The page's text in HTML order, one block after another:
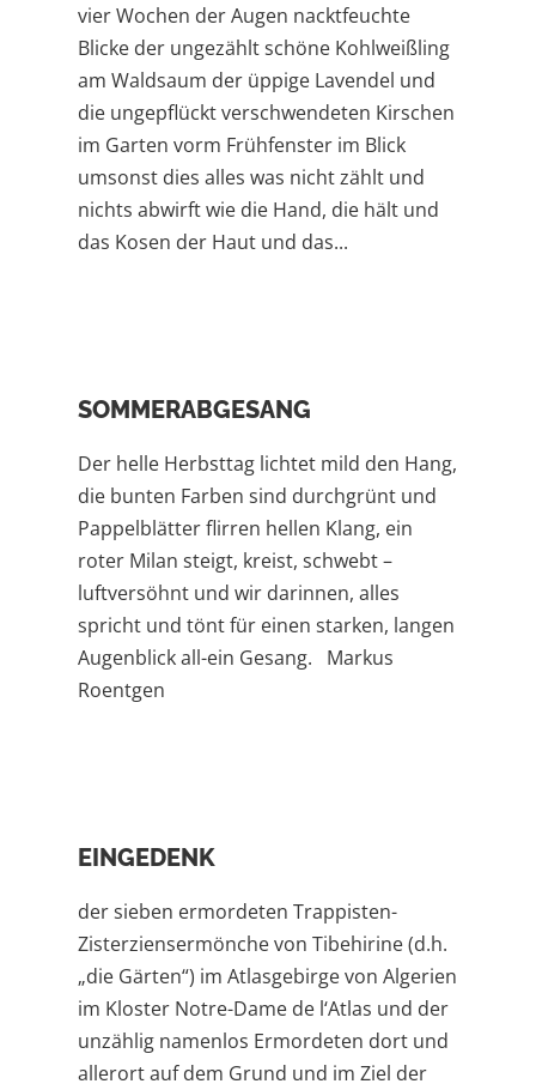
vier Wochen der Augen nacktfeuchte
Blicke der ungezählt schöne Kohlweißling
am Waldsaum der üppige Lavendel und
die ungepflückt verschwendeten Kirschen
im Garten vorm Frühfenster im Blick
umsonst dies alles was nicht zählt und
nichts abwirft wie die Hand, die hält und
das Kosen der Haut und das...
SOMMERABGESANG
Der helle Herbsttag lichtet mild den Hang,
die bunten Farben sind durchgrünt und
Pappelblätter flirren hellen Klang, ein
roter Milan steigt, kreist, schwebt –
luftversöhnt und wir darinnen, alles
spricht und tönt für einen starken, langen
Augenblick all-ein Gesang. Markus
Roentgen
EINGEDENK
der sieben ermordeten Trappisten-
Zisterziensermönche von Tibehirine (d.h.
„die Gärten“) im Atlasgebirge von Algerien
im Kloster Notre-Dame de l‘Atlas und der
unzählig namenlos Ermordeten dort und
allerort auf dem Grund und im Ziel der